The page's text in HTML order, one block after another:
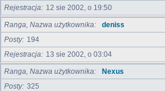
Rejestracja
12 sie 2002, o 19:50
Ranga, Nazwa użytkownika
deniss
Posty
194
Rejestracja
13 sie 2002, o 03:04
Ranga, Nazwa użytkownika
Nexus
Posty 325